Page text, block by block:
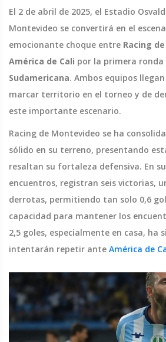
El 2 de abril de 2025, el Estadio
Montevideo se convertirá en el
emocionante choque entre Racing
América de Cali por la primera ronda
Sudamericana. Ambos equipos
marcar territorio en el torneo y de
este importante escenario.
Racing de Montevideo se ha
sólido en su terreno, presentando
resaltan su fortaleza defensiva. En
encuentros, registran seis victorias,
derrotas, permitiendo tan solo 0,6
capacidad para mantener los
2,5 goles, especialmente en casa, ha
intentarán repetir ante América de